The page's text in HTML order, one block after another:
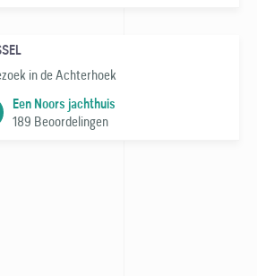
in de Achterhoek
Een Noors jachthuis
189 Beoordelingen